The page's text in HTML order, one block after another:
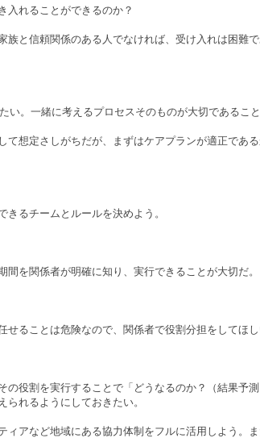
入れることができるのか？
と信頼関係のある人でなければ、受け入れは困難
。一緒に考えるプロセスそのものが大切であること
想定さしがちだが、まずはケアプランが適正であ
るチームとルールを決めよう。
を関係者が明確に知り、実行できることが大切だ。
ることは危険なので、関係者で役割分担をしてほし
役割を実行することで「どうなるのか？（結果予
れるようにしておきたい。
アなど地域にある協力体制をフルに活用しよう。